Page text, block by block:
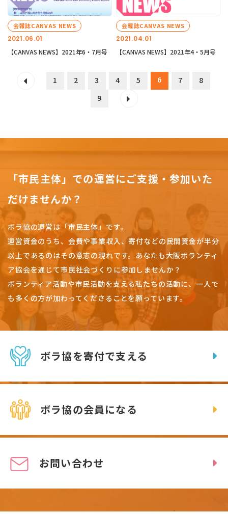
2021.06.01
会報誌CANVAS NEWS
【CANVAS NEWS】2021年6・7月号
2021.04.01
会報誌CANVAS NEWS
【CANVAS NEWS】2021年4・5月号
1 2 3 4 5 6 7
8
9
「市民主体」での運営にご支援・参加いた
だけませんか？
ボラ協の運営は「市民主体」です。
運営資金のうち、会費や事業収入、寄付などの民間資金が半分
以上であるのはその意志の現れです。 あなたも大阪ボランティ
ア協会を通じて市民社会づくりに参加しませんか？
ボランティア活動や市民活動を支える私たちの活動に、一人で
も多くの方が加わってくださることを願っています。
ボラ協を寄付で支える
ボラ協の会員になる
お問い合わせ